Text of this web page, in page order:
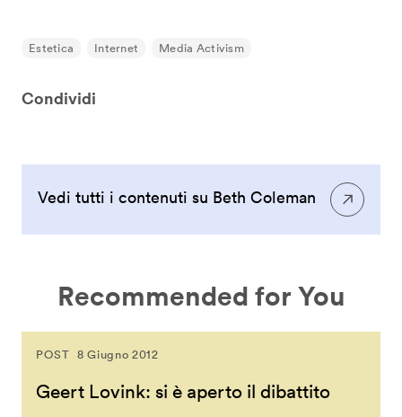
Estetica Internet Media Activism
Condividi
Vedi tutti i contenuti su Beth Coleman
Recommended for You
POST 8 Giugno 2012
Geert Lovink: si è aperto il dibattito